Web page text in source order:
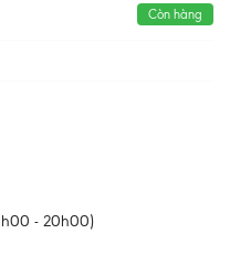
Còn hàng
- 20h00)